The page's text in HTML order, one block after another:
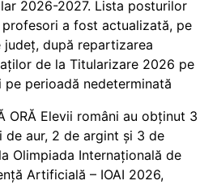
2026-2027. Lista posturilor
a fost actualizată, pe
județ, după repartizarea
de la Titularizare 2026 pe
pe perioadă nedeterminată
ORĂ Elevii români au obținut 3
de aur, 2 de argint și 3 de
Olimpiada Internațională de
Artificială – IOAI 2026,